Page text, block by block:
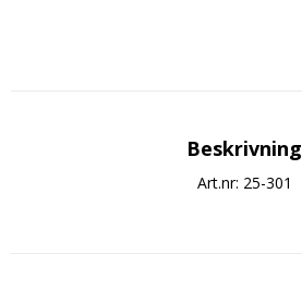
Beskrivning
Art.nr: 25-301